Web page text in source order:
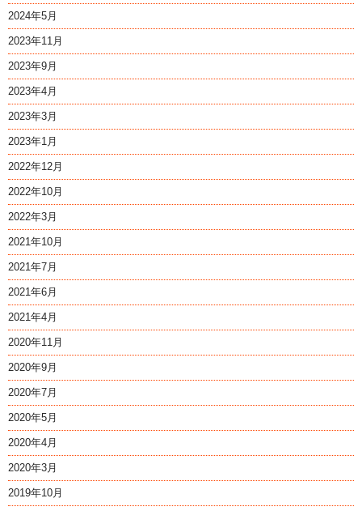
2024年5月
2023年11月
2023年9月
2023年4月
2023年3月
2023年1月
2022年12月
2022年10月
2022年3月
2021年10月
2021年7月
2021年6月
2021年4月
2020年11月
2020年9月
2020年7月
2020年5月
2020年4月
2020年3月
2019年10月